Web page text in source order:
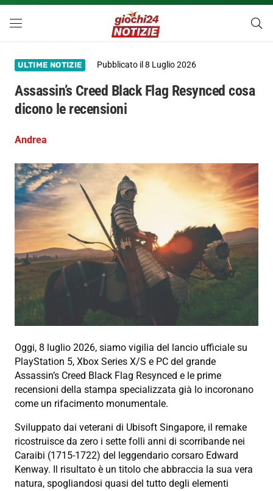
ULTIME NOTIZIE Pubblicato il8 Luglio 2026
Assassin’s Creed Black Flag Resynced cosa
dicono le recensioni
Andrea
Oggi, 8 luglio 2026, siamo vigilia del lancio ufficiale su
PlayStation 5, Xbox Series X/S e PC del grande
Assassin’s Creed Black Flag Resynced e le prime
recensioni della stampa specializzata già lo incoronano
come un rifacimento monumentale.
Sviluppato dai veterani di Ubisoft Singapore, il remake
ricostruisce da zero i sette folli anni di scorribande nei
Caraibi (1715-1722) del leggendario corsaro Edward
Kenway. Il risultato è un titolo che abbraccia la sua vera
natura, spogliandosi quasi del tutto degli elementi